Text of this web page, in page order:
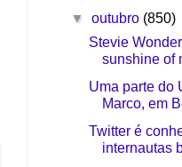
▼outubro (850)
Stevie
sunshine of
Uma parte do
Marco, em
Twitter é
internautas